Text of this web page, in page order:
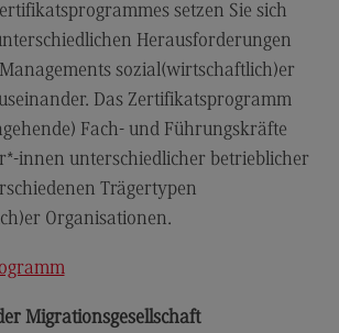
setzen Sie sich
Herausforderungen
sozial(wirtschaftlich)er
Das Zertifikatsprogramm
Fach- und Führungskräfte
innen unterschiedlicher betrieblicher
Trägertypen
Organisationen.
Migrationsgesellschaft